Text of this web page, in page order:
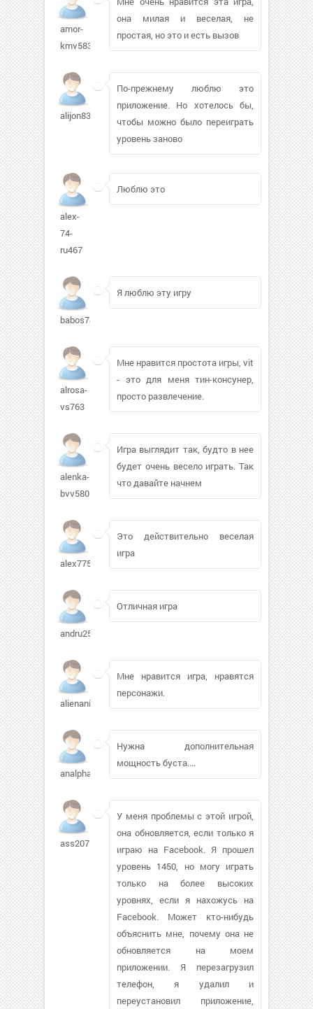
amor-
kmv583
она милая и веселая, не
простая, но это и есть вызов
alijon83670
По-прежнему люблю это
приложение. Но хотелось бы,
чтобы можно было переиграть
уровень заново
alex-
74-
ru467
Люблю это
babos7408
Я люблю эту игру
alrosa-
vs763
Мне нравится простота игры, vit
- это для меня тин-консунер,
просто развлечение.
alenka-
bvv580
Игра выглядит так, будто в нее
будет очень весело играть. Так
что давайте начнем
alex7759462
Это действительно веселая
игра
andru254
Отличная игра
alienani860
Мне нравится игра, нравятся
персонажи.
analphabet
Нужна дополнительная
мощность буста....
ass207
У меня проблемы с этой игрой,
она обновляется, если только я
играю на Facebook. Я прошел
уровень 1450, но могу играть
только на более высоких
уровнях, если я нахожусь на
Facebook. Может кто-нибудь
объяснить мне, почему она не
обновляется на моем
приложении. Я перезагрузил
телефон, я удалил и
переустановил приложение,